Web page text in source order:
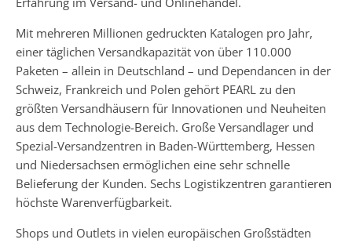
Mit mehreren Millionen gedruckten Katalogen pro Jahr,
einer täglichen Versandkapazität von über 110.000
Paketen – allein in Deutschland – und Dependancen in der
Schweiz, Frankreich und Polen gehört PEARL zu den
größten Versandhäusern für Innovationen und Neuheiten
aus dem Technologie-Bereich. Große Versandlager und
Spezial-Versandzentren in Baden-Württemberg, Hessen
und Niedersachsen ermöglichen eine sehr schnelle
Belieferung der Kunden. Sechs Logistikzentren garantieren
höchste Warenverfügbarkeit.
Shops und Outlets in vielen europäischen Großstädten